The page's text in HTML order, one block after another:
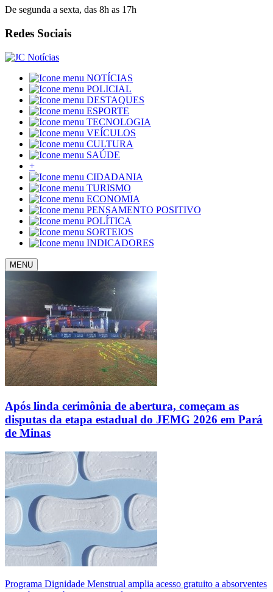
De segunda a sexta, das 8h as 17h
Redes Sociais
NOTÍCIAS
POLICIAL
DESTAQUES
ESPORTE
TECNOLOGIA
VEÍCULOS
CULTURA
SAÚDE
+
CIDADANIA
TURISMO
ECONOMIA
PENSAMENTO POSITIVO
POLÍTICA
SORTEIOS
INDICADORES
MENU
Após linda cerimônia de abertura, começam as
disputas da etapa estadual do JEMG 2026 em Pará
de Minas
Programa Dignidade Menstrual amplia acesso gratuito a absorventes